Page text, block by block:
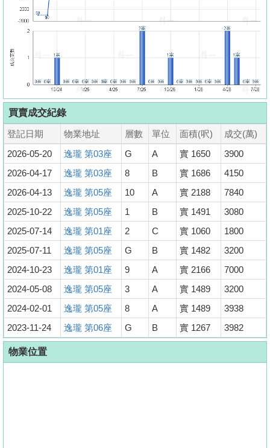
買賣成交紀錄
登記日期 物業地址 層數 單位 面積(呎)
成交(萬)
2026-05-20
逸瓏 第03座 G A 實 1650
3900
2026-04-17
逸瓏 第03座 8 B 實 1686
4150
2026-04-13
逸瓏 第05座 10 A 實 2188
7840
2025-10-22
逸瓏 第05座 1 B 實 1491
3080
2025-07-14
逸瓏 第01座 2 C 實 1060
1800
2025-07-11
逸瓏 第05座 G B 實 1482
3200
2024-10-23
逸瓏 第01座 9 A 實 2166
7000
2024-05-08
逸瓏 第05座 3 A 實 1489
3200
2024-02-01
逸瓏 第05座 8 A 實 1489
3938
2023-11-24
逸瓏 第06座 G B 實 1267 3982
物業位置